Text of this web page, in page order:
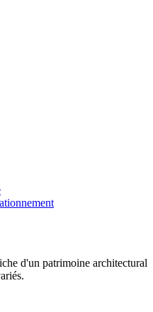
d'un patrimoine architectural